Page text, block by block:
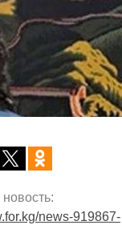
news-919867-